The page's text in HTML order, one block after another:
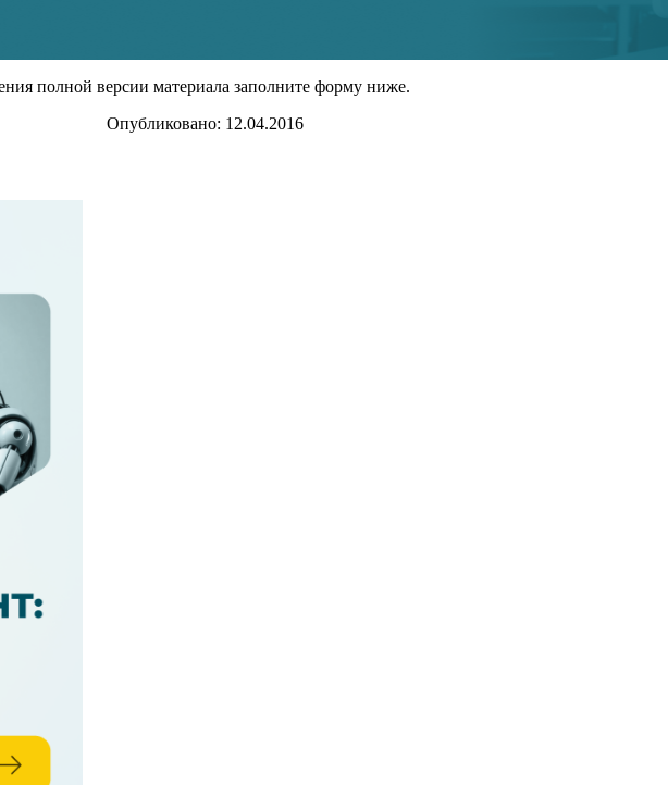
полной версии материала заполните форму ниже.
Опубликовано: 12.04.2016